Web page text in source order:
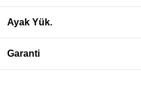
Ayak Yük.
Garanti